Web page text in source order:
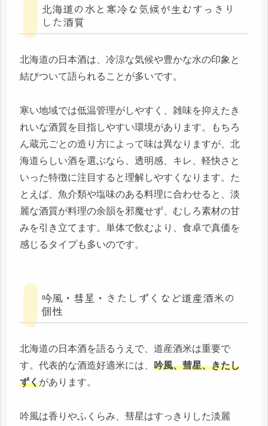
北海道の水と寒冷な気候が生むすっきり
した酒質
北海道の日本酒は、冷涼な気候や豊かな水の印象と
結びついて語られることが多いです。
寒い地域では低温管理がしやすく、雑味を抑えたき
れいな酒質を目指しやすい環境があります。もちろ
ん蔵元ごとの造り方によって味は異なりますが、北
海道らしい酒を選ぶなら、透明感、キレ、軽快さと
いった特徴に注目すると理解しやすくなります。た
とえば、魚介類や塩味のある料理に合わせると、淡
麗な酒質が料理の余韻を邪魔せず、むしろ素材の甘
みを引き立てます。単体で飲むより、食卓で真価を
感じるタイプも多いのです。
吟風・彗星・きたしずくなど道産酒米の
個性
北海道の日本酒を語るうえで、道産酒米は重要で
す。代表的な酒造好適米には、 吟風、彗星、きたし
ずくがあります。
吟風は香りやふくらみ、彗星はすっきりした淡麗